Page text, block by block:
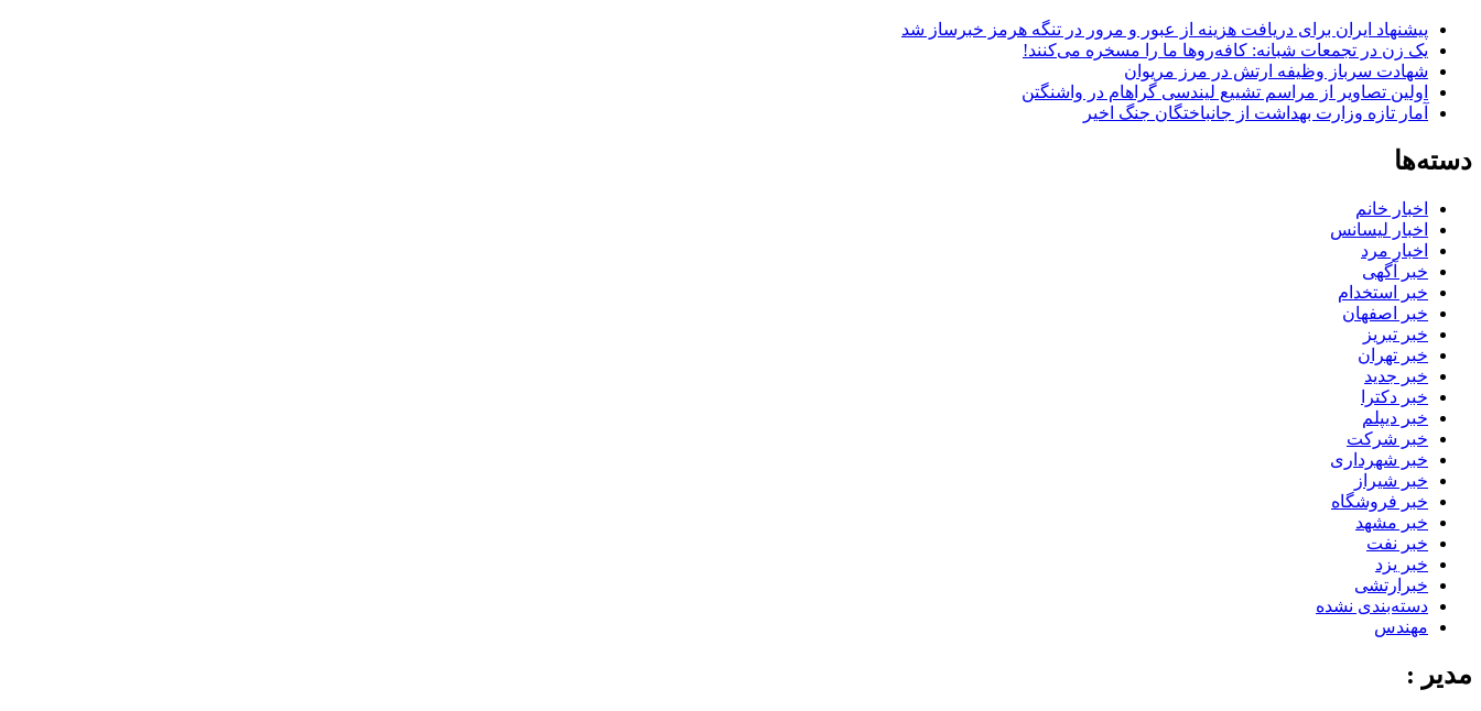
پیشنهاد ایران برای دریافت هزینه از عبور و مرور در تنگه هرمز خبرساز شد
یک زن در تجمعات شبانه: کافه‌روها ما را مسخره می‌کنند!
شهادت سرباز وظیفه ارتش در مرز مریوان
اولین تصاویر از مراسم تشییع لیندسی گراهام در واشنگتن
آمار تازه وزارت بهداشت از جانباختگان جنگ اخیر
دسته‌ها
اخبار خانم
اخبار لیسانس
اخبار مرد
خبر آگهی
خبر استخدام
خبر اصفهان
خبر تبریز
خبر تهران
خبر جدید
خبر دکترا
خبر دیپلم
خبر شرکت
خبر شهرداری
خبر شیراز
خبر فروشگاه
خبر مشهد
خبر نفت
خبر یزد
خبرارتشی
دسته‌بندی نشده
مهندس
مدیر :